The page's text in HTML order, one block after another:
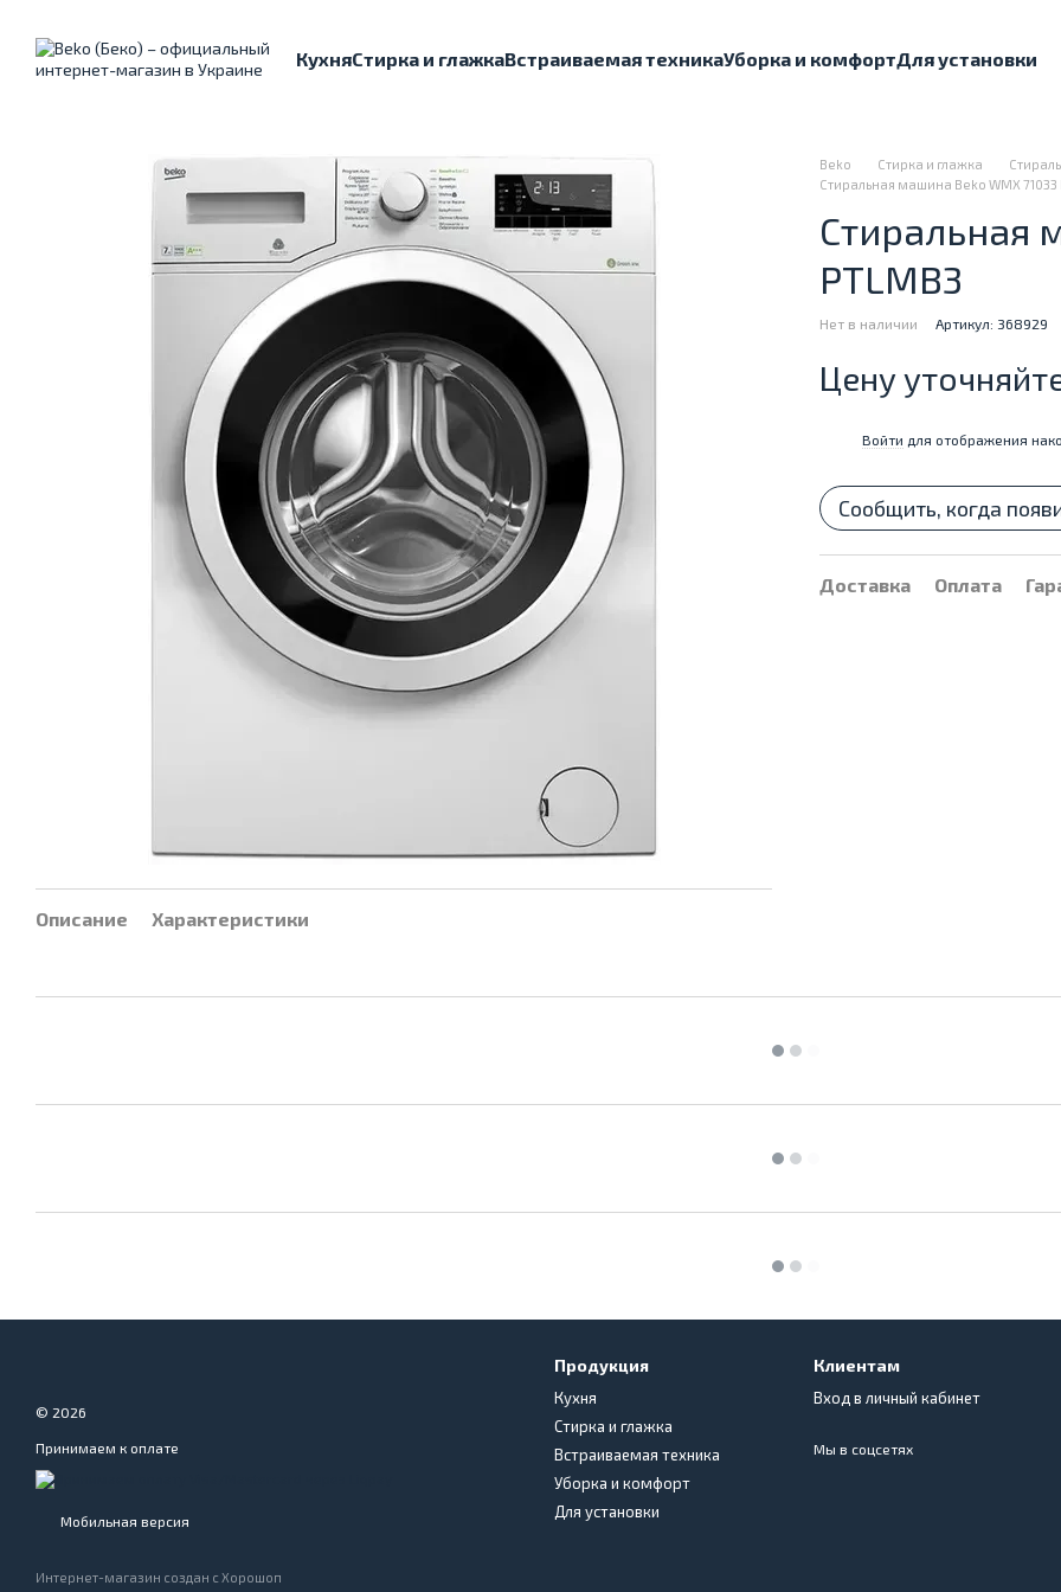
КухняСтирка и глажкаВстраиваемая техникаУборка и комфортДля установки
Описание Характеристики
Beko Стирка и глажка
Стиральная машина Beko WMX 71033
Стиральная
PTLMB3
Нет в наличии Артикул: 368929
Цену
Войти для отображения
Сообщить, когда
Доставка Оплата
© 2026
Принимаем к оплате
Мобильная версия
Интернет-магазин создан с Хорошоп
Продукция
Кухня
Стирка и глажка
Встраиваемая техника
Уборка и комфорт
Для установки
Клиентам
Вход в личный кабинет
Мы в соцсетях